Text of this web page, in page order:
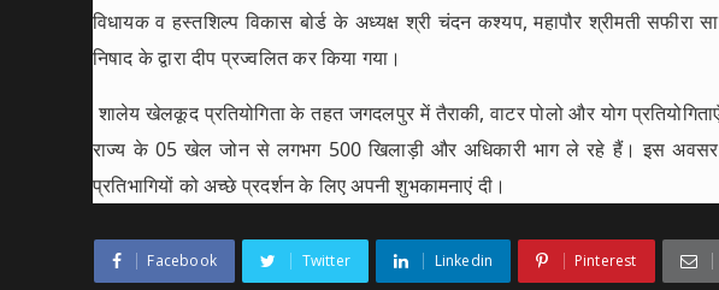
विधायक व हस्तशिल्प विकास बोर्ड के अध्यक्ष श्री चंदन कश्यप, महापौर श्रीमती सफीरा
निषाद के द्वारा दीप प्रज्वलित कर किया गया।
शालेय खेलकूद प्रतियोगिता के तहत जगदलपुर में तैराकी, वाटर पोलो और योग
राज्य के 05 खेल जोन से लगभग 500 खिलाड़ी और अधिकारी भाग ले रहे हैं। इस अवसर
प्रतिभागियों को अच्छे प्रदर्शन के लिए अपनी शुभकामनाएं दी।
Facebook Twitter Linkedin Pinterest